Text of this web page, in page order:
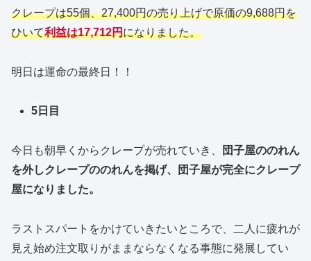
クレープは55個、27,400円の売り上げで原価の9,688円を
ひいて利益は17,712円になりました。
明日は運命の最終日！！
5日目
今日も朝早くからクレープが売れていき、
団子屋ののれん
を外しクレープののれんを掲げ、団子屋が完全にクレープ
屋になりました。
ラストスパートをかけていきたいところで、二人に疲れが
見え始め注文取りがままならなくなる事態に発展してい